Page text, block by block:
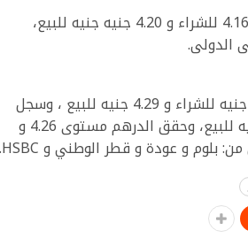
كما سجل سعر الريال السعودي اليوم فى البنك التجاري الدولى 4.16 للشراء و 4.20 جنيه جنيه للبيع،
بلغ سعر الدرهم الإماراتي اليوم فى البنك الأهلى المصرى 4.26 جنيه للشراء و 4.29 جنيه للبيع ، وسجل
سعر الدرهم الإماراتي فى بنك مصر 4.27 جنيه للشراء و 4.28 جنيه للبيع، وحقق الدرهم مستوى 4.26 و